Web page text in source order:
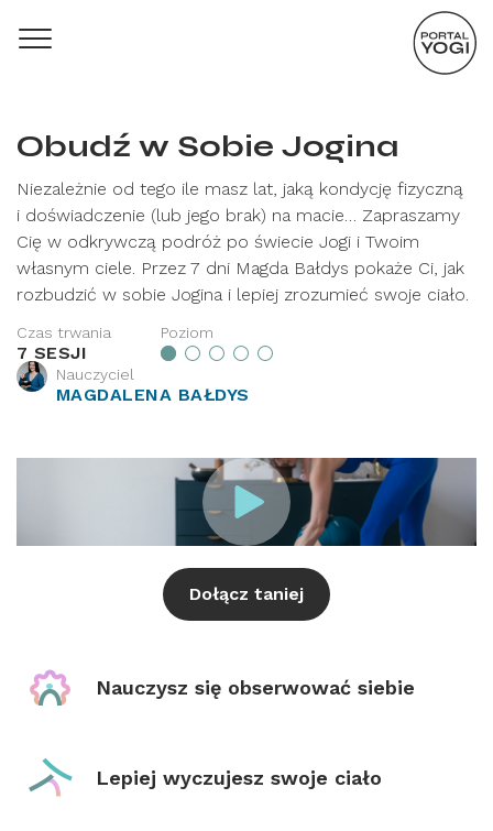
Obudź w Sobie Jogina
Niezależnie od tego ile masz lat, jaką kondycję fizyczną
i doświadczenie (lub jego brak) na macie… Zapraszamy
Cię w odkrywczą podróż po świecie Jogi i Twoim
własnym ciele. Przez 7 dni Magda Bałdys pokaże Ci, jak
rozbudzić w sobie Jogina i lepiej zrozumieć swoje ciało.
Czas trwania
7 SESJI
Poziom
Nauczyciel
MAGDALENA BAŁDYS
Dołącz taniej
Nauczysz się obserwować siebie
Lepiej wyczujesz swoje ciało